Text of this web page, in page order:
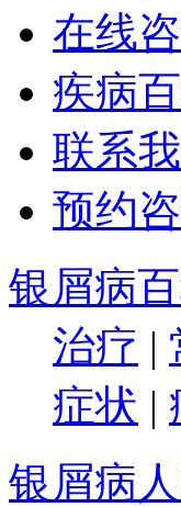
在线
疾病
联系
预约
银屑病
治疗 |
症状 |
银屑病